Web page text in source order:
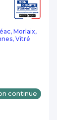
Morlaix,
Vitré
continue